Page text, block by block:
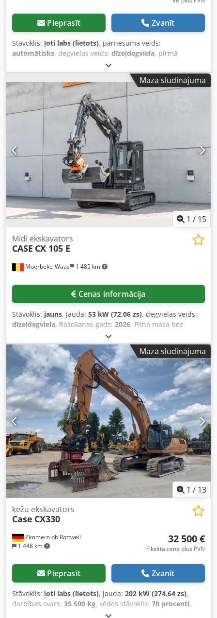
Pieprasīt Zvanīt
Stāvoklis: ļoti labs (lietots), pārnesuma veids:
automātisks, degvielas veids: dīzeļdegviela, pirmā
, Ražošanas gads:
stundas:2 058 h, Aprīkojums:kabīne,
Mazā sludinājuma
1 / 15
Moerbeke-Waas 1 485 km
Midi ekskavators
CASE CX 105 E
Cenas informācija
Stāvoklis: jauns, jauda: 53 kW (72,06 zs), degvielas veids:
dīzeļdegviela, Ražošanas gads: 2026, Pilna masa bez
kravas: 9 780 kg. Csdpfozrrw Ajx Al Terf Lai iegūtu
papildinformāciju, lūdzu, sazinieties ar KEY-TEC
pārdošanas nodaļu.
Mazā sludinājuma
1 / 13
Zimmern ob Rottweil
1 448 km
ķēžu ekskavators
Case CX330
32 500 €
Fiksēta cena plus PVN
Pieprasīt Zvanīt
Stāvoklis: ļoti labs (lietots), jauda: 202 kW (274,64 zs),
darbības svars: 35 500 kg, ķēdes stāvoklis: 70 procenti,
, darbības stundas: